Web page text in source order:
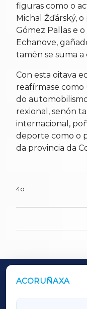
figuras como o
Michal Žďárský,
Gómez Pallas e
Echanove,
tamén se suma a
Con esta oitava
reafírmase
do
rexional, senón
internacional,
deporte como o
da provincia da
4o
ACORUÑAXA
OUTROS